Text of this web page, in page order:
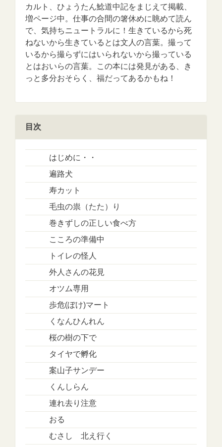
カルト、ひょうたん鯰道中記をまじえて掲載、
増ページ中。仕事の合間の箸休めに眺めて読ん
で、気持ちニュートラルに！生きているから死
ねないから生きているとは文人の言葉。撮って
いるから撮らずにはいられないから撮っている
とはおいらの言葉。この本には発見がある、き
っと多分おそらく、福だってあるかもね！
目次
はじめに・・
遍路犬
寿カット
毛虫の祟（たた）り
巻きずしの正しい食べ方
こころの準備中
トイレの怪人
外人さんの花見
オツム専用
歩危(ぼけ)マート
くなんひんれん
桜の樹の下で
タイヤで孵化
案山子サンデー
くんしらん
連れ去り注意
おる
むさし 北え行く